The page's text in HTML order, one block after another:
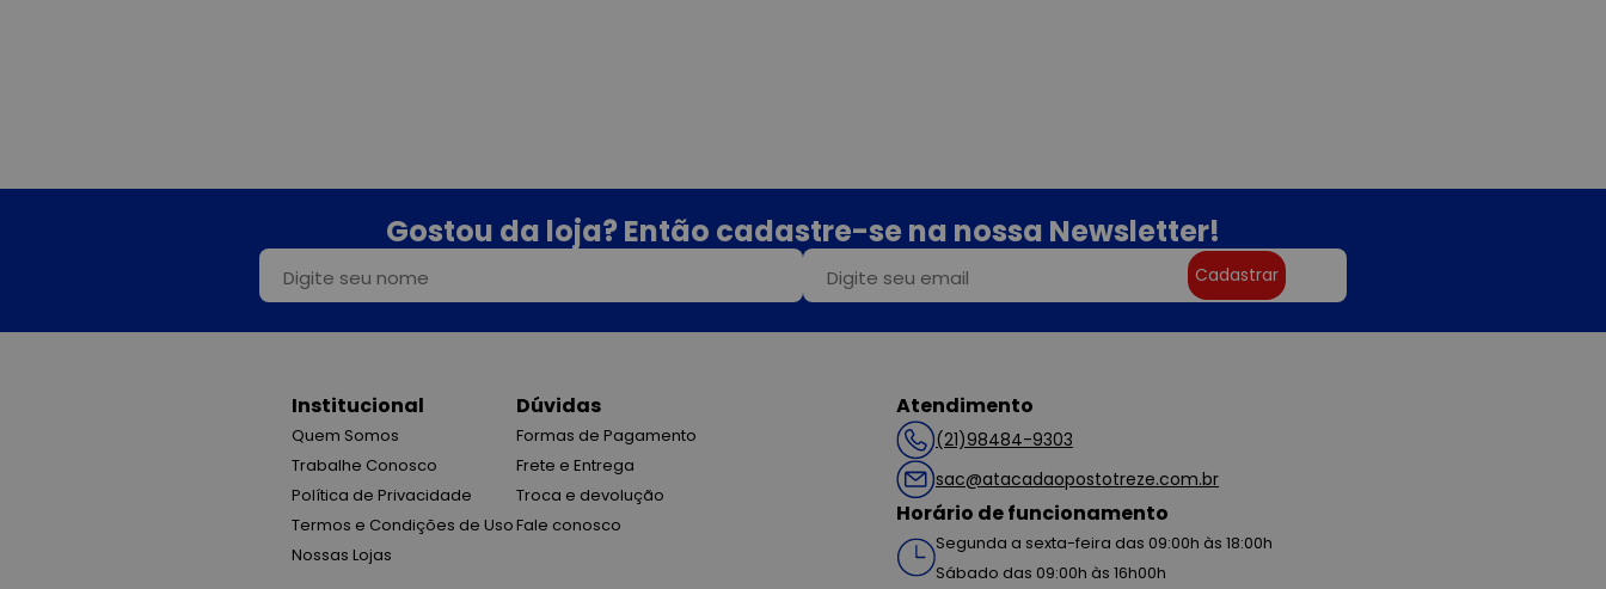
Gostou da loja? Então cadastre-se na nossa Newsletter!
Cadastrar
Institucional
Quem Somos
Trabalhe Conosco
Política de Privacidade
Termos e Condições de Uso
Nossas Lojas
Dúvidas
Formas de Pagamento
Frete e Entrega
Troca e devolução
Fale conosco
Atendimento
(21)98484-9303
sac@atacadaopostotreze.com.br
Horário de funcionamento
Segunda a sexta-feira das 09:00h às 18:00h
Sábado das 09:00h às 16h00h